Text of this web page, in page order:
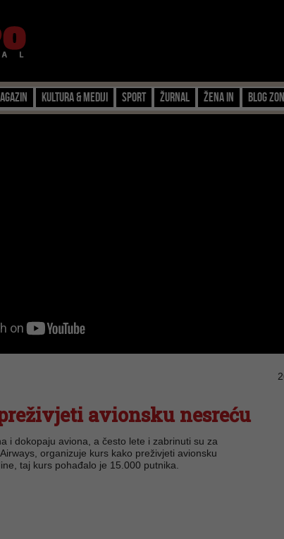
Kultura & Mediji Sport Žurnal Žena IN Blog
avionsku nesreću
i dokopaju aviona, a često lete i zabrinuti su za
organizuje kurs kako preživjeti avionsku
taj kurs pohađalo je 15.000 putnika.